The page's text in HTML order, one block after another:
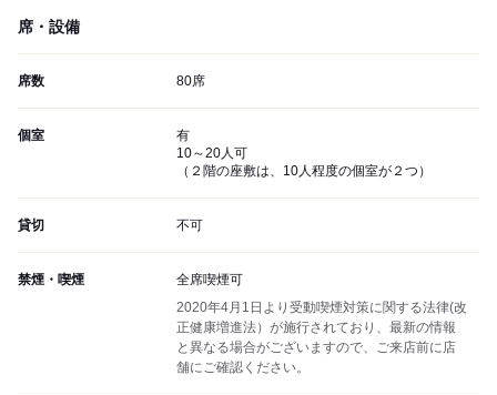
席・設備
席数 80席
個室
有
10～20人可
（２階の座敷は、10人程度の個室が２つ）
貸切 不可
禁煙・喫煙
全席喫煙可
2020年4月1日より受動喫煙対策に関する法律(改
正健康増進法）が施行されており、最新の情報
と異なる場合がございますので、ご来店前に店
舗にご確認ください。